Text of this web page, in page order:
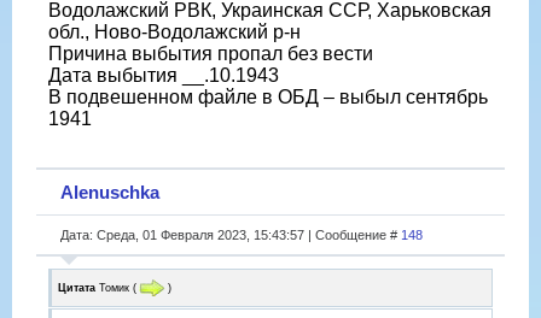
Водолажский РВК, Украинская ССР, Харьковская
обл., Ново-Водолажский р-н
Причина выбытия пропал без вести
Дата выбытия __.10.1943
В подвешенном файле в ОБД – выбыл сентябрь
1941
Alenuschka
Дата: Среда, 01 Февраля 2023, 15:43:57 | Сообщение # 148
Цитата Томик ( )